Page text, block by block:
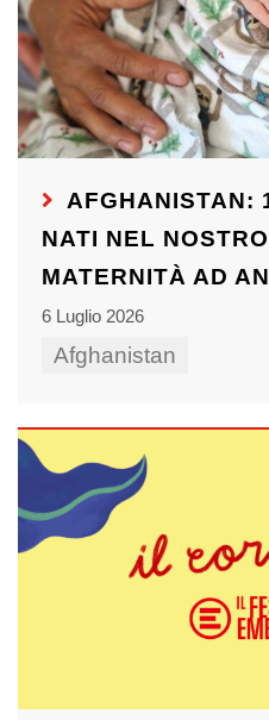
AFGHANISTAN:
NATI NEL
MATERNITÀ AD
6 Luglio 2026
Afghanistan